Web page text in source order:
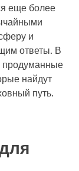
еще более
и
ответы. В
продуманные
найдут
путь.